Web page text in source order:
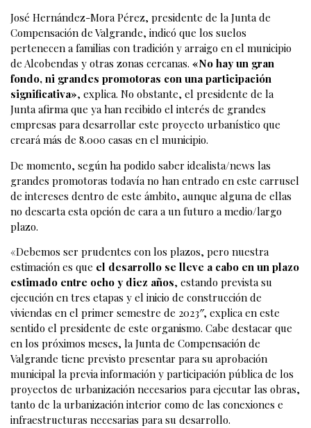
José Hernández-Mora Pérez, presidente de la Junta de
Compensación de Valgrande, indicó que los suelos
pertenecen a familias con tradición y arraigo en el municipio
de Alcobendas y otras zonas cercanas. «No hay un gran
fondo, ni grandes promotoras con una participación
significativa», explica. No obstante, el presidente de la
Junta afirma que ya han recibido el interés de grandes
empresas para desarrollar este proyecto urbanístico que
creará más de 8.000 casas en el municipio.
De momento, según ha podido saber idealista/news las
grandes promotoras todavía no han entrado en este carrusel
de intereses dentro de este ámbito, aunque alguna de ellas
no descarta esta opción de cara a un futuro a medio/largo
plazo.
«Debemos ser prudentes con los plazos, pero nuestra
estimación es que el desarrollo se lleve a cabo en un plazo
estimado entre ocho y diez años, estando prevista su
ejecución en tres etapas y el inicio de construcción de
viviendas en el primer semestre de 2023″, explica en este
sentido el presidente de este organismo. Cabe destacar que
en los próximos meses, la Junta de Compensación de
Valgrande tiene previsto presentar para su aprobación
municipal la previa información y participación pública de los
proyectos de urbanización necesarios para ejecutar las obras,
tanto de la urbanización interior como de las conexiones e
infraestructuras necesarias para su desarrollo.